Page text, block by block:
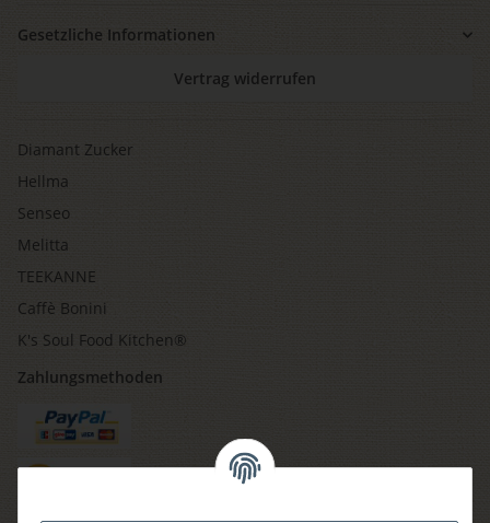
Gesetzliche Informationen
Vertrag widerrufen
Diamant Zucker
Hellma
Senseo
Melitta
TEEKANNE
Caffè Bonini
K's Soul Food Kitchen®
Zahlungsmethoden